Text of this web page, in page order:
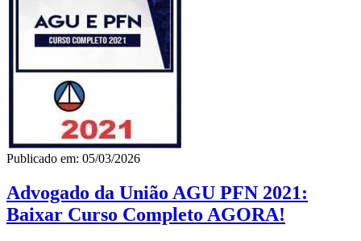
Publicado em: 05/03/2026
Advogado da União AGU PFN 2021:
Baixar Curso Completo AGORA!